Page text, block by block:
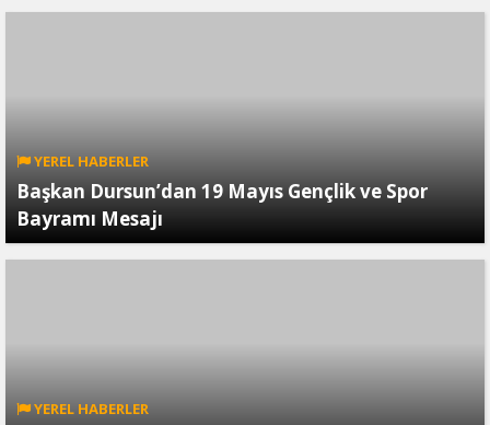
YEREL HABERLER
Başkan Dursun’dan 19 Mayıs Gençlik ve Spor
Bayramı Mesajı
YEREL HABERLER